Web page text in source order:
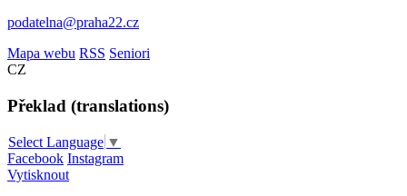
podatelna@praha22.cz
Mapa webu RSS Seniori
CZ
Překlad (translations)
Select Language ▼
Facebook Instagram
Vytisknout